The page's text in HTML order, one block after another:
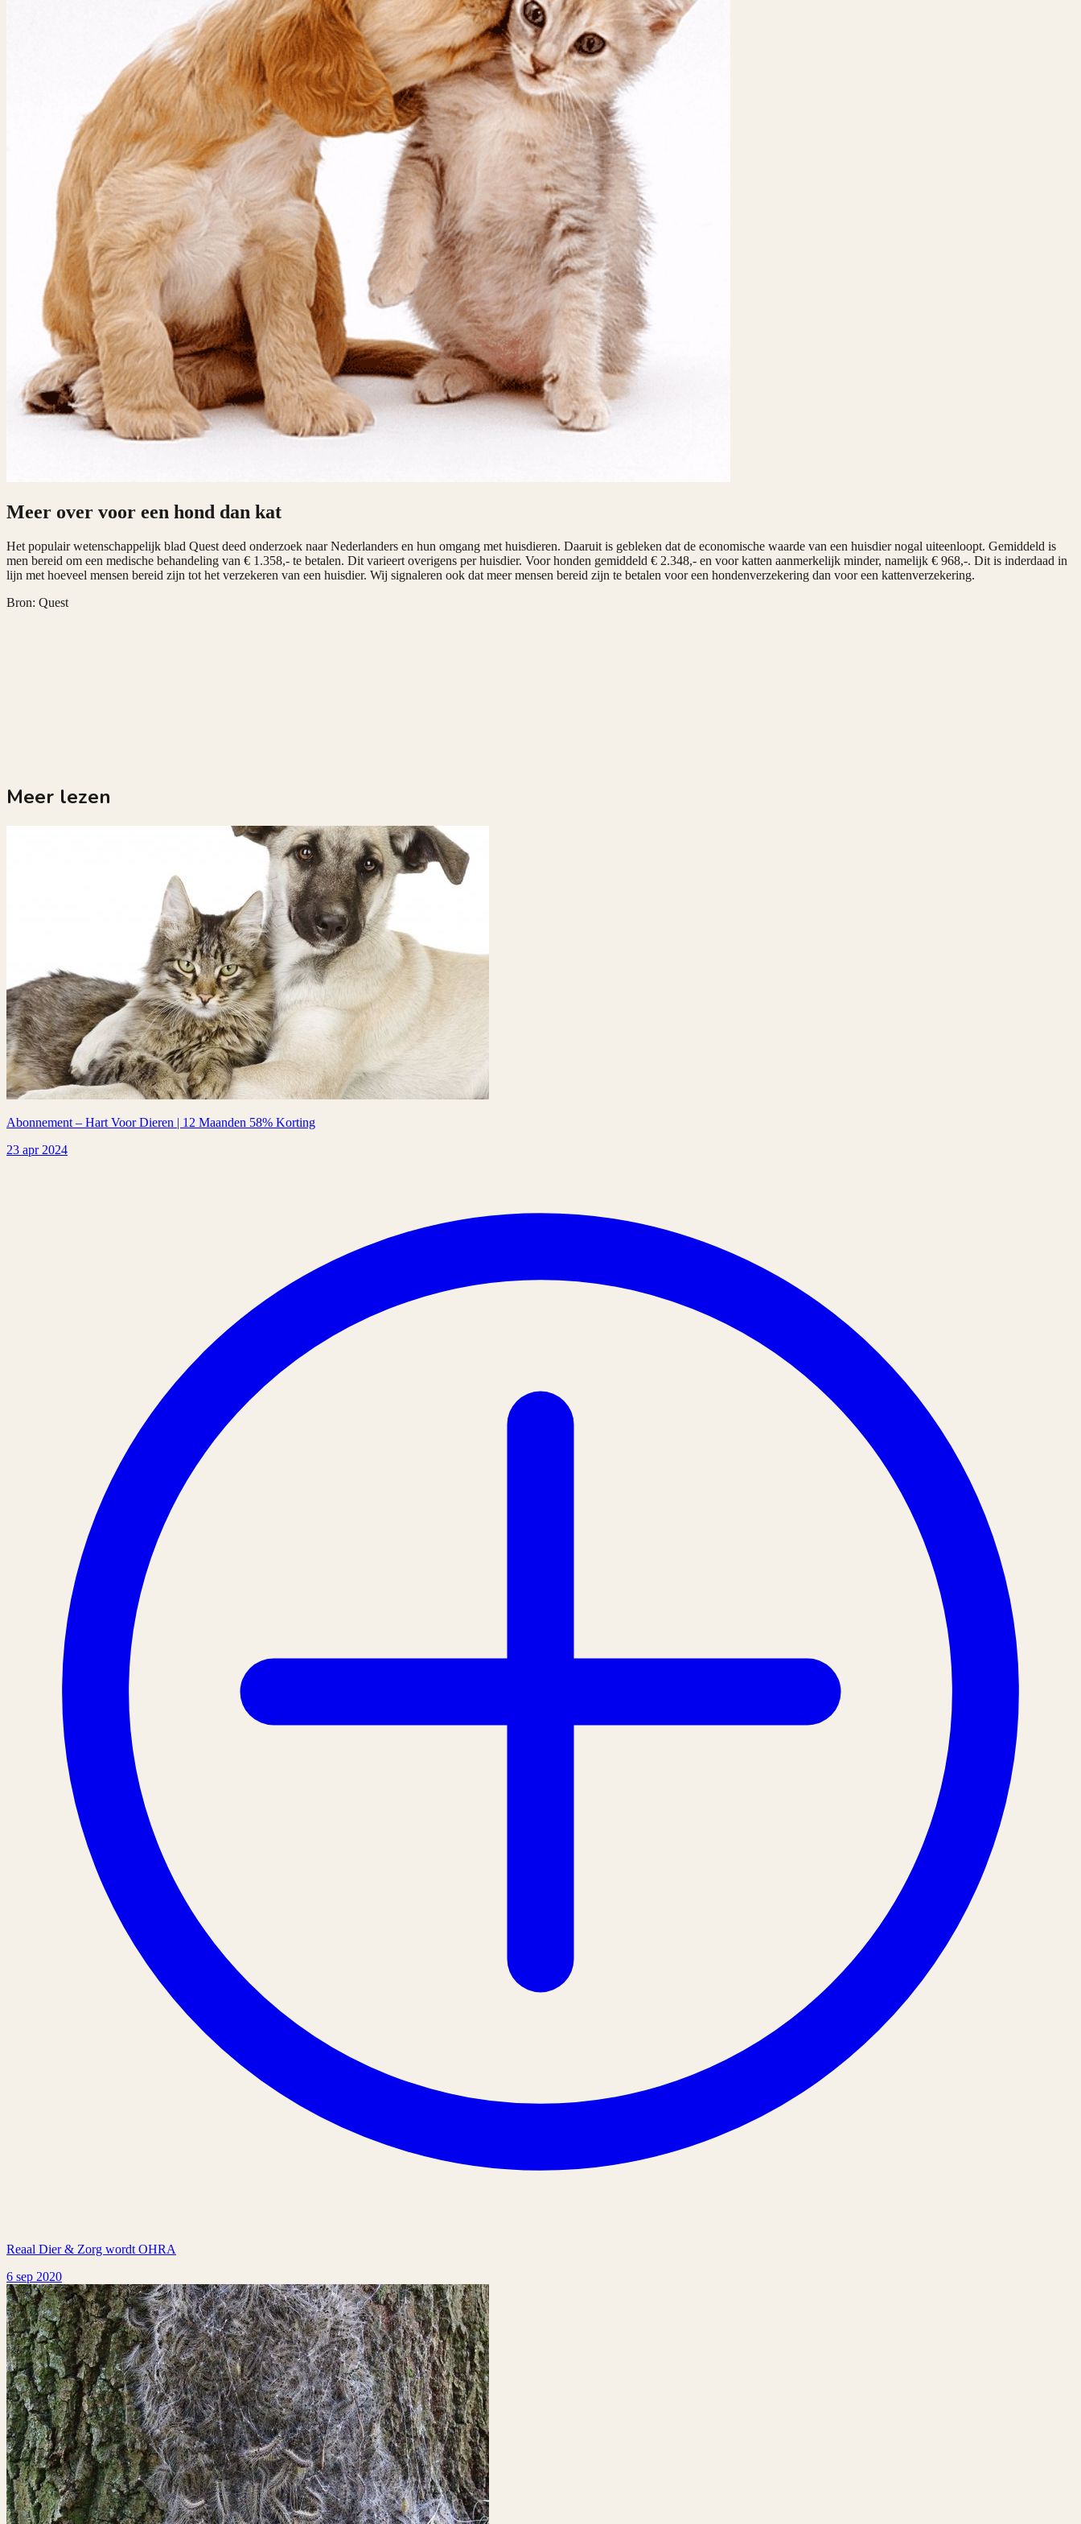
Meer over voor een hond dan kat
Het populair wetenschappelijk blad Quest deed onderzoek naar Nederlanders en hun omgang met huisdieren. Daaruit is gebleken dat de economische waarde van een huisdier nogal uiteenloopt. Gemiddeld is
men bereid om een medische behandeling van € 1.358,- te betalen. Dit varieert overigens per huisdier. Voor honden gemiddeld € 2.348,- en voor katten aanmerkelijk minder, namelijk € 968,-. Dit is inderdaad in
lijn met hoeveel mensen bereid zijn tot het verzekeren van een huisdier. Wij signaleren ook dat meer mensen bereid zijn te betalen voor een hondenverzekering dan voor een kattenverzekering.
Bron: Quest
Meer lezen
Abonnement – Hart Voor Dieren | 12 Maanden 58% Korting
23 apr 2024
Reaal Dier & Zorg wordt OHRA
6 sep 2020